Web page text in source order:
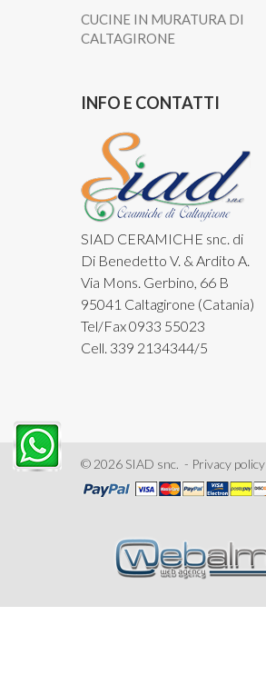
CUCINE IN MURATURA DI
CALTAGIRONE
INFO E CONTATTI
SIAD CERAMICHE snc. di
Di Benedetto V. & Ardito A.
Via Mons. Gerbino, 66 B
95041 Caltagirone (Catania)
Tel/Fax 0933 55023
Cell. 339 2134344/5
© 2026 SIAD snc. - Privacy policy